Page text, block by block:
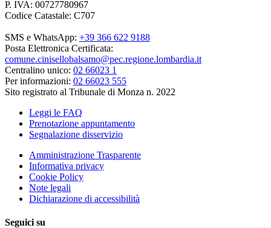
P. IVA: 00727780967
Codice Catastale: C707
SMS e WhatsApp: +39 366 622 9188
Posta Elettronica Certificata:
comune.cinisellobalsamo@pec.regione.lombardia.it
Centralino unico: 02 66023 1
Per informazioni: 02 66023 555
Sito registrato al Tribunale di Monza n. 2022
Leggi le FAQ
Prenotazione appuntamento
Segnalazione disservizio
Amministrazione Trasparente
Informativa privacy
Cookie Policy
Note legali
Dichiarazione di accessibilità
Seguici su